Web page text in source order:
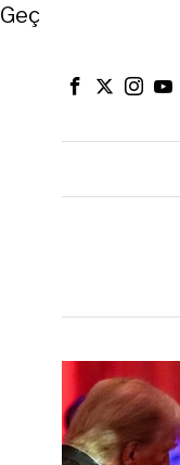
Close
Geç